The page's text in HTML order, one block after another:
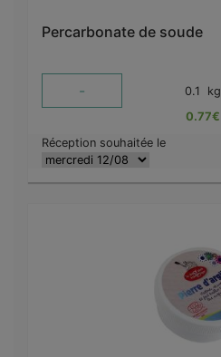
Percarbonate de soude
- 0.1 kg
0.77€
Réception souhaitée le